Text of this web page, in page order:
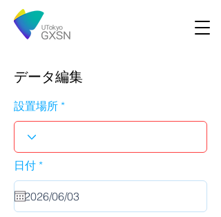
データ編集
設置場所
日付 *r
u
i